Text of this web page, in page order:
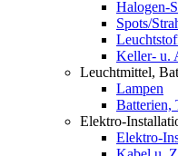
Halogen-
Spots/
Keller- u.
Leuchtmittel,
Lampen
Batterien,
Elektro-
Elektro-